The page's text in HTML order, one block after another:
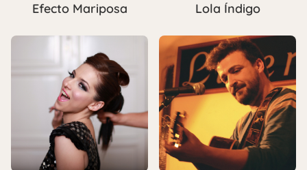
Efecto Mariposa Lola Índigo